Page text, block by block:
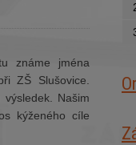
známe jména
ZŠ Slušovice.
Našim
kýženého cíle